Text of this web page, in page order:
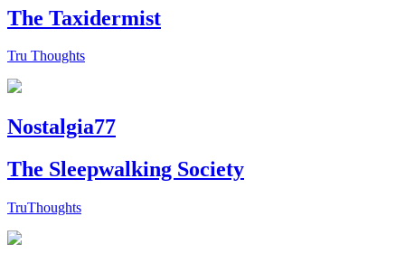
The Taxidermist
Tru Thoughts
Nostalgia77
The Sleepwalking Society
TruThoughts